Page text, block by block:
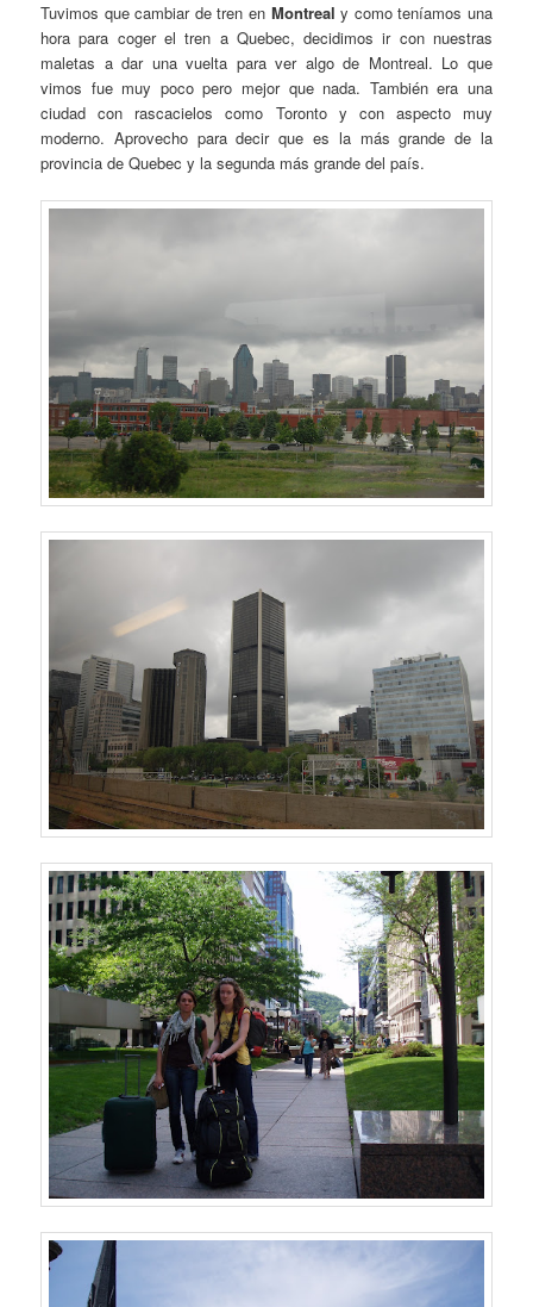
Tuvimos que cambiar de tren en Montreal y como teníamos una
hora para coger el tren a Quebec, decidimos ir con nuestras
maletas a dar una vuelta para ver algo de Montreal. Lo que
vimos fue muy poco pero mejor que nada. También era una
ciudad con rascacielos como Toronto y con aspecto muy
moderno. Aprovecho para decir que es la más grande de la
provincia de Quebec y la segunda más grande del país.